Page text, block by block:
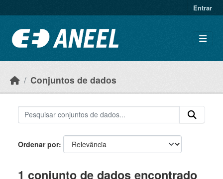
Entrar
Conjuntos de dados
Ordenar por
1 conjunto de dados encontrado